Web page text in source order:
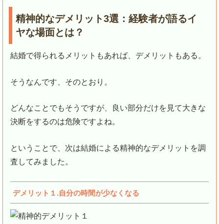
精神的なデメリット3選：経験者が語るイ
ヤな場面とは？
結婚で得られるメリットもあれば、デメリットもある。
そうなんです、そのとおり。
どんなことでもそうですが、良い部分だけを見て大きな
決断をするのは危険ですよね。
ということで、次は結婚による精神的なデメリットを調
査してみました。
デメリット１.自分の時間が少なくなる